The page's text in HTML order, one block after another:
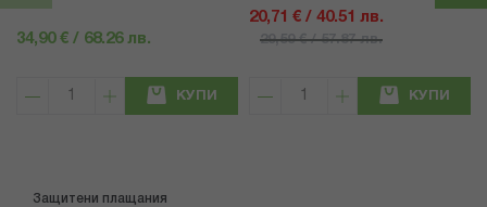
34,90 € / 68.26 лв.
КУПИ
20,71 € / 40.51 лв.
29,59 € / 57.87 лв.
КУПИ
Защитени плащания